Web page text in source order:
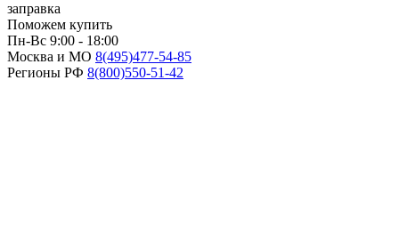
заправка
Поможем купить
Пн-Вс 9:00 - 18:00
Москва и МО 8(495)477-54-85
Регионы РФ 8(800)550-51-42